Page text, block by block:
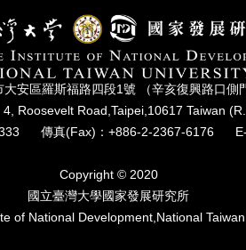
安區羅斯福路四段1號 （辛亥復興路⼝側
4, Roosevelt Road,Taipei,10617 Taiwan
傳真(Fax)：+886-2-2367-6176
Copyright © 2020
國立臺灣⼤學國家發展研究所
of National Development,National